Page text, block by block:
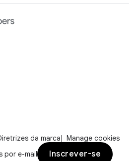
da marca
Manage cookies
por e-mail
Inscrever-se